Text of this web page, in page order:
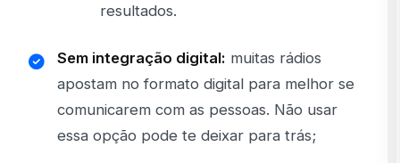
resultados.
Sem integração digital: muitas rádios
apostam no formato digital para melhor se
comunicarem com as pessoas. Não usar
essa opção pode te deixar para trás;